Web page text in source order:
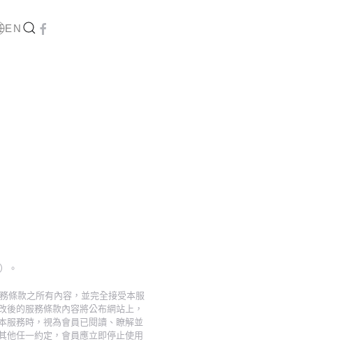
EN
。
條款之所有內容，並完全接受本服
的服務條款內容將公布網站上，
服務時，視為會員已閱讀、瞭解並
他任一約定，會員應立即停止使用